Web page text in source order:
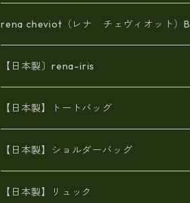
rena cheviot（レナ チェヴィオット）
【日本製〕rena-iris
エナメル（パテント）レザー
牛革製品トート・ショルダー
牛革製品リュック
【日本製】トートバッグ
火山灰染めバッグ
8号帆布
ヌメ革バッグ
【日本製】ショルダーバッグ
漂流ロープバッグ
【日本製】リュック